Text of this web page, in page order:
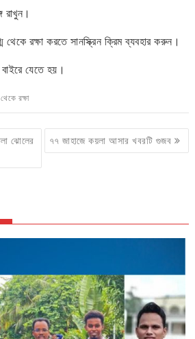
রাখুন।
থেকে রক্ষা করতে সানস্ক্রিন ক্রিম ব্যবহার করুন।
যেতে হয়।
রক্ষা
ঝোলের
৭৭ জাহাজে কয়লা আসার খবরটি গুজব